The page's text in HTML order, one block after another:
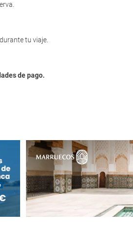
tu viaje.
de pago.